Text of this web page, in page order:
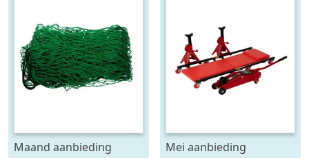
Maand aanbieding
Mei aanbieding